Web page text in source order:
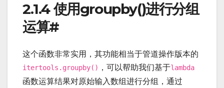
2.1.4 使用groupby()进行分组
运算#
这个函数非常实用，其功能相当于管道操作版本的
itertools.groupby() ，可以帮助我们基于lambda
函数运算结果对原始输入数组进行分组，通过